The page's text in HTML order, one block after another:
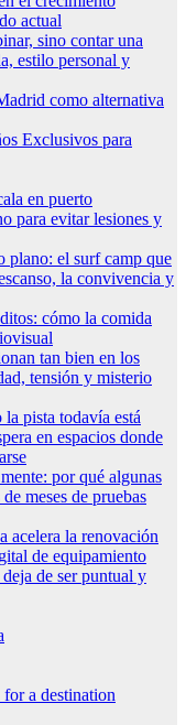
actual
sino contar una
estilo personal y
como alternativa
Exclusivos para
en puerto
para evitar lesiones y
plano: el surf camp que
la convivencia y
cómo la comida
tan bien en los
tensión y misterio
pista todavía está
en espacios donde
por qué algunas
meses de pruebas
acelera la renovación
de equipamiento
de ser puntual y
a destination